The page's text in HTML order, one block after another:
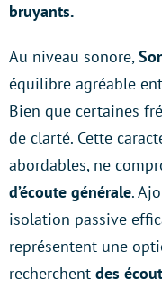
bruyants.
Au niveau sonore,
équilibre agréable
Bien que certaines
de clarté. Cette
abordables, ne
d’écoute générale.
isolation passive
représentent une
recherchent des